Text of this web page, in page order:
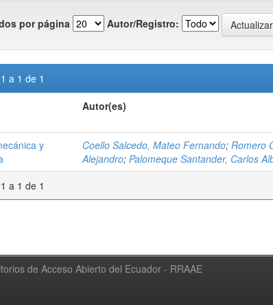
por página Autor/Registro:
a 1 de 1
Autor(es)
y
Coello Salcedo, Mateo Fernando; Romero
Alejandro; Palomeque Santander, Carlos
a 1 de 1
de Acceso Abierto del Ecuador - RRAAE